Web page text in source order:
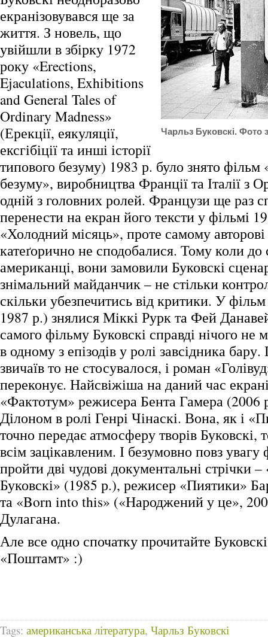
Чарльз Буковскі. Фото
екранізовувався ще за
життя. З новель, що
увійшли в збірку 1972
року «Erections,
Ejaculations, Exhibitions
and General Tales of
Ordinary Madness»
(Ерекції, еякуляції,
ексгібіції та инші історії
типового безуму) 1983 р. було знято фільм
безуму», виробництва Франції та Італії з
одній з головних ролей. Французи ще раз
перенести на екран його тексти у фільмі
«Холодний місяць», проте самому авторові
катеґорично не сподобалися. Тому коли до
американці, вони замовили Буковскі
знімальний майданчик – не стільки
скільки убезпечитись від критики. У
1987 р.) знялися Міккі Рурк та Фей
самого фільму Буковскі справді нічого не
в одному з епізодів у ролі завсідника бару.
звичаїв то не стосувалося, і роман
переконує. Найсвіжіша на даний час
«Фактотум» режисера Бента Гамера (2006
Ділоном в ролі Генрі Чінаскі. Вона, як і
точно передає атмосферу творів
всім зацікавленим. І безумовно повз
пройти дві чудові документальні стрічки
Буковскі» (1985 р.), режисер «Пиятики»
та «Born into this» («Народжений у це»,
Дулагана.
Але все одно спочатку прочитайте
«Поштамт» :)
Tags: американська література, Чарльз Буковскі